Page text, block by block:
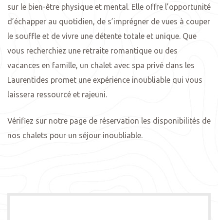
sur le bien-être physique et mental. Elle offre l’opportunité
d’échapper au quotidien, de s’imprégner de vues à couper
le souffle et de vivre une détente totale et unique. Que
vous recherchiez une retraite romantique ou des
vacances en famille, un chalet avec spa privé dans les
Laurentides promet une expérience inoubliable qui vous
laissera ressourcé et rajeuni.
Vérifiez sur notre page de réservation les disponibilités de
nos chalets pour un séjour inoubliable.